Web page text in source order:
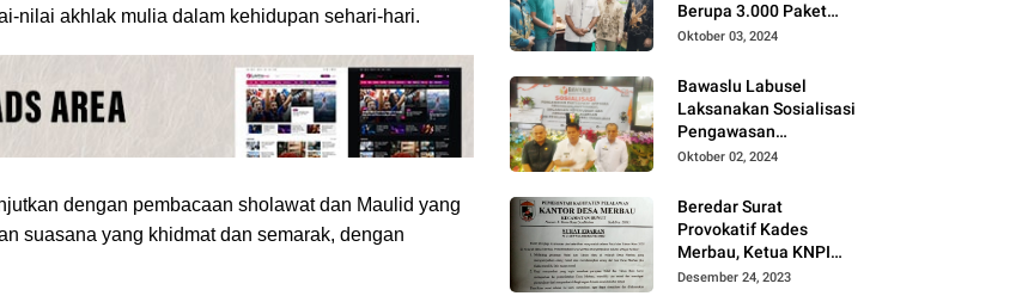
nilai akhlak mulia dalam kehidupan sehari-hari.
dengan pembacaan sholawat dan Maulid yang
suasana yang khidmat dan semarak, dengan
Berupa 3.000 Paket
Premium Boxs Sudah
Oktober 03, 2024
Bawaslu Labusel
Laksanakan Sosialisasi
Pengawasan
Partisipatif kepada
Pemuda Dan Agama
Pada pilkada Serentak
2024
Oktober 02, 2024
Beredar Surat
Provokatif Kades
Merbau, Ketua KNPI
Riau: "Periksa, Tangkap
Desember 24, 2023